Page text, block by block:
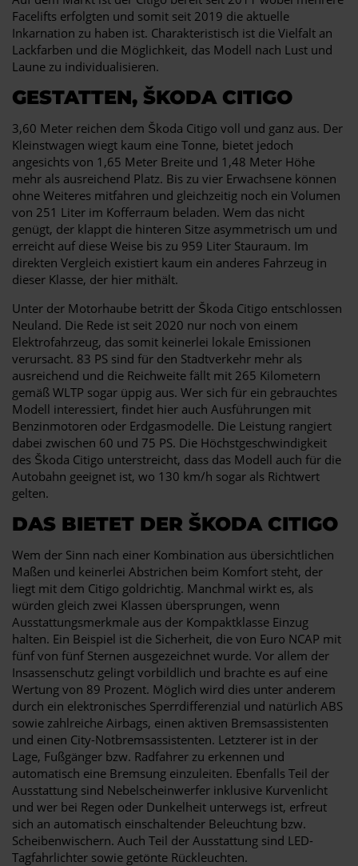
Facelifts erfolgten und somit seit 2019 die aktuelle
Inkarnation zu haben ist. Charakteristisch ist die Vielfalt an
Lackfarben und die Möglichkeit, das Modell nach Lust und
Laune zu individualisieren.
GESTATTEN, ŠKODA CITIGO
3,60 Meter reichen dem Škoda Citigo voll und ganz aus. Der
Kleinstwagen wiegt kaum eine Tonne, bietet jedoch
angesichts von 1,65 Meter Breite und 1,48 Meter Höhe
mehr als ausreichend Platz. Bis zu vier Erwachsene können
ohne Weiteres mitfahren und gleichzeitig noch ein Volumen
von 251 Liter im Kofferraum beladen. Wem das nicht
genügt, der klappt die hinteren Sitze asymmetrisch um und
erreicht auf diese Weise bis zu 959 Liter Stauraum. Im
direkten Vergleich existiert kaum ein anderes Fahrzeug in
dieser Klasse, der hier mithält.
Unter der Motorhaube betritt der Škoda Citigo entschlossen
Neuland. Die Rede ist seit 2020 nur noch von einem
Elektrofahrzeug, das somit keinerlei lokale Emissionen
verursacht. 83 PS sind für den Stadtverkehr mehr als
ausreichend und die Reichweite fällt mit 265 Kilometern
gemäß WLTP sogar üppig aus. Wer sich für ein gebrauchtes
Modell interessiert, findet hier auch Ausführungen mit
Benzinmotoren oder Erdgasmodelle. Die Leistung rangiert
dabei zwischen 60 und 75 PS. Die Höchstgeschwindigkeit
des Škoda Citigo unterstreicht, dass das Modell auch für die
Autobahn geeignet ist, wo 130 km/h sogar als Richtwert
gelten.
DAS BIETET DER ŠKODA CITIGO
Wem der Sinn nach einer Kombination aus übersichtlichen
Maßen und keinerlei Abstrichen beim Komfort steht, der
liegt mit dem Citigo goldrichtig. Manchmal wirkt es, als
würden gleich zwei Klassen übersprungen, wenn
Ausstattungsmerkmale aus der Kompaktklasse Einzug
halten. Ein Beispiel ist die Sicherheit, die von Euro NCAP mit
fünf von fünf Sternen ausgezeichnet wurde. Vor allem der
Insassenschutz gelingt vorbildlich und brachte es auf eine
Wertung von 89 Prozent. Möglich wird dies unter anderem
durch ein elektronisches Sperrdifferenzial und natürlich ABS
sowie zahlreiche Airbags, einen aktiven Bremsassistenten
und einen City-Notbremsassistenten. Letzterer ist in der
Lage, Fußgänger bzw. Radfahrer zu erkennen und
automatisch eine Bremsung einzuleiten. Ebenfalls Teil der
Ausstattung sind Nebelscheinwerfer inklusive Kurvenlicht
und wer bei Regen oder Dunkelheit unterwegs ist, erfreut
sich an automatisch einschaltender Beleuchtung bzw.
Scheibenwischern. Auch Teil der Ausstattung sind LED-
Tagfahrlichter sowie getönte Rückleuchten.